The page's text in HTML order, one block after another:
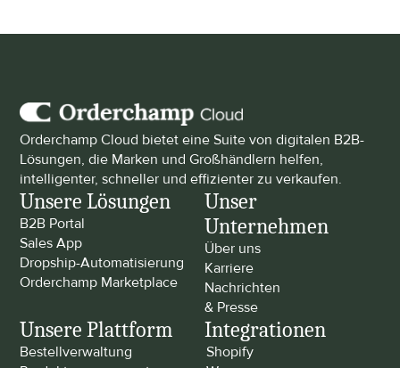
Orderchamp Cloud bietet eine Suite von digitalen B2B-
Lösungen, die Marken und Großhändlern helfen,
intelligenter, schneller und effizienter zu verkaufen.
Unsere Lösungen
B2B Portal
Sales App
Dropship-Automatisierung
Orderchamp Marketplace
Unser
Unternehmen
Über uns
Karriere
Nachrichten
& Presse
Unsere Plattform
Bestellverwaltung
Integrationen
Shopify